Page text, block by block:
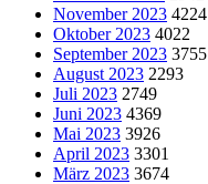
November 2023 4224
Oktober 2023 4022
September 2023 3755
August 2023 2293
Juli 2023 2749
Juni 2023 4369
Mai 2023 3926
April 2023 3301
März 2023 3674